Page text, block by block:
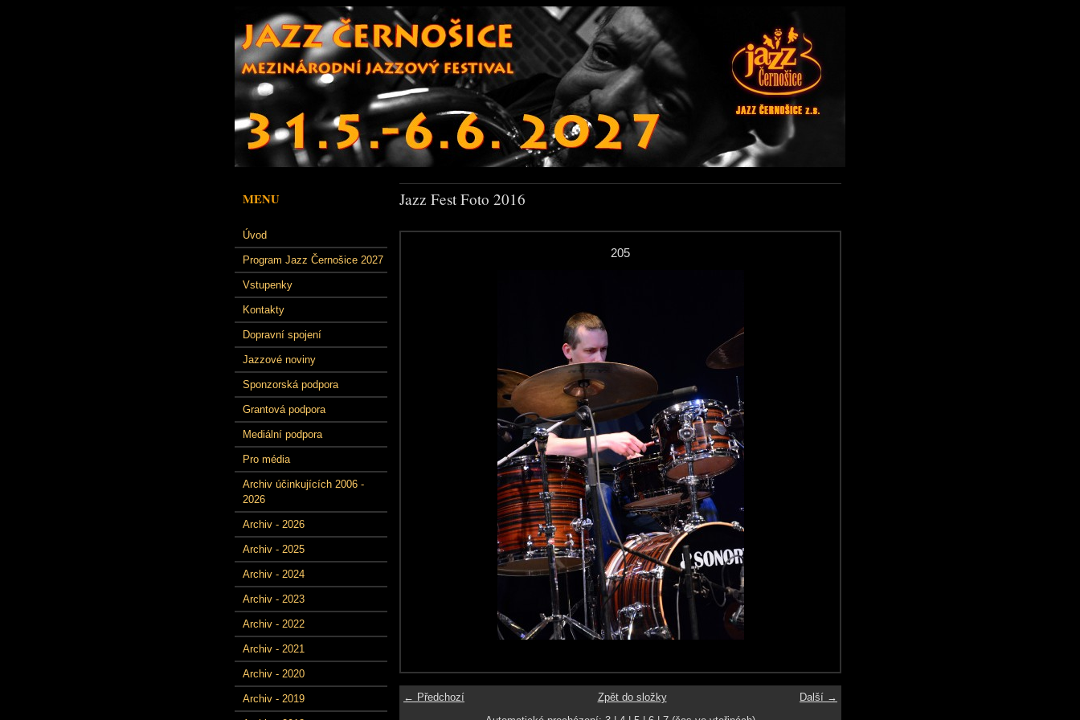
MENU
Úvod
Program Jazz Černošice 2027
Vstupenky
Kontakty
Dopravní spojení
Jazzové noviny
Sponzorská podpora
Grantová podpora
Mediální podpora
Pro média
Archiv účinkujících 2006 -
2026
Archiv - 2026
Archiv - 2025
Archiv - 2024
Archiv - 2023
Archiv - 2022
Archiv - 2021
Archiv - 2020
Archiv - 2019
Jazz Fest Foto 2016
205
← Předchozí Další →
Zpět do složky